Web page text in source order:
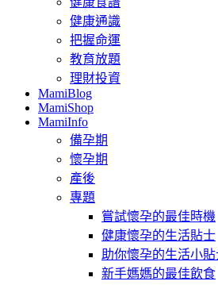
健康通識
把握命運
教育放題
理財投資
MamiBlog
MamiShop
MamiInfo
備孕期
懷孕期
產後
專題
嘗試懷孕的最佳時機
健康懷孕的生活貼士
助你懷孕的生活小貼
新手媽媽的最佳飲食